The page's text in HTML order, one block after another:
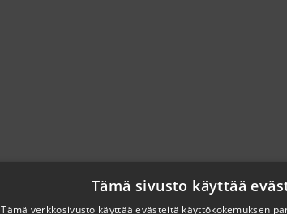
Tämä sivusto käyttää
Tämä verkkosivusto käyttää evästeitä käyttökokemuksen